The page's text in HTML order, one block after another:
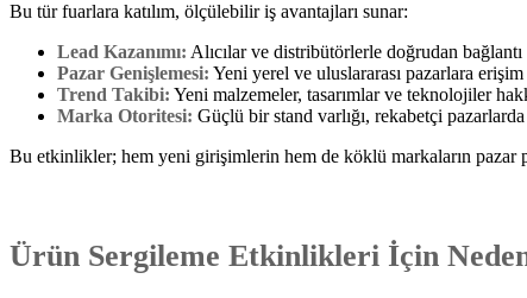
Bu tür fuarlara katılım, ölçülebilir iş avantajları sunar:
Lead Kazanımı: Alıcılar ve distribütörlerle doğrudan bağlantı
Pazar Genişlemesi: Yeni yerel ve uluslararası pazarlara erişim
Trend Takibi: Yeni malzemeler, tasarımlar ve teknolojiler
Marka Otoritesi: Güçlü bir stand varlığı, rekabetçi
Bu etkinlikler; hem yeni girişimlerin hem de köklü markaların pazar
Ürün Sergileme Etkinlikleri İçin